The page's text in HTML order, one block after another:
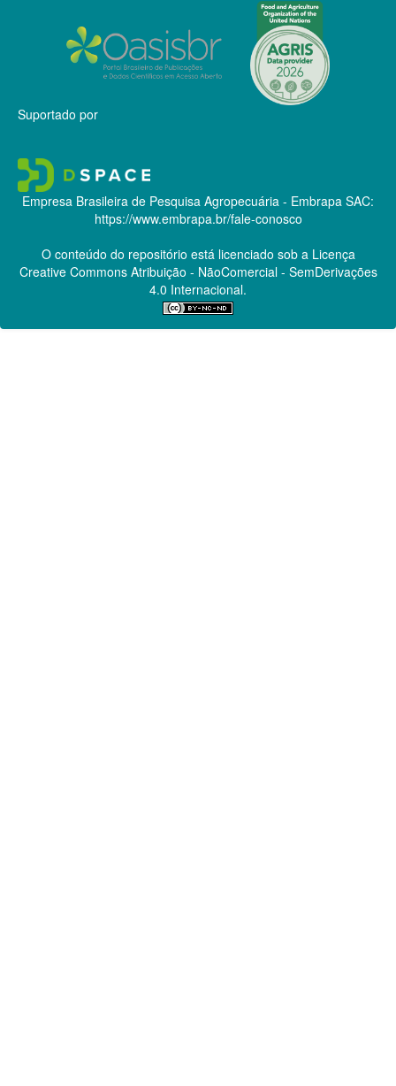
Suportado por
Empresa Brasileira de Pesquisa Agropecuária - Embrapa SAC:
https://www.embrapa.br/fale-conosco
O conteúdo do repositório está licenciado sob a Licença
Creative CommonsAtribuição - NãoComercial - SemDerivações
4.0 Internacional.